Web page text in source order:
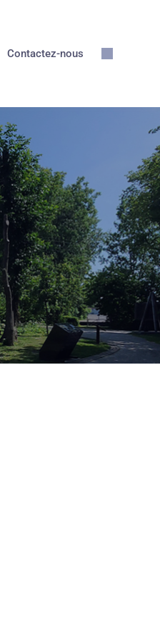
Contactez-nous